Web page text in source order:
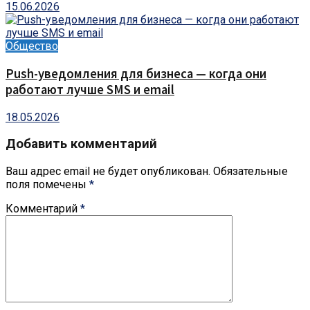
15.06.2026
Общество
Push-уведомления для бизнеса — когда они
работают лучше SMS и email
18.05.2026
Добавить комментарий
Ваш адрес email не будет опубликован. Обязательные
поля помечены *
Комментарий *